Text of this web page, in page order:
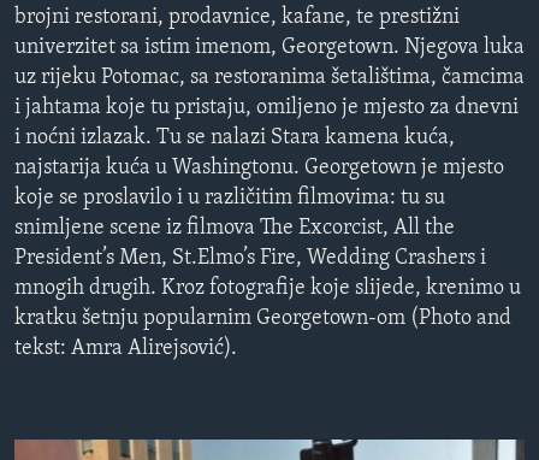
PRATITE NAS
Jezici
brojni restorani, prodavnice, kafane, te prestižni
univerzitet sa istim imenom, Georgetown. Njegova luka
uz rijeku Potomac, sa restoranima šetalištima, čamcima
i jahtama koje tu pristaju, omiljeno je mjesto za dnevni
i noćni izlazak. Tu se nalazi Stara kamena kuća,
najstarija kuća u Washingtonu. Georgetown je mjesto
koje se proslavilo i u različitim filmovima: tu su
snimljene scene iz filmova The Excorcist, All the
President’s Men, St.Elmo’s Fire, Wedding Crashers i
mnogih drugih. Kroz fotografije koje slijede, krenimo u
kratku šetnju popularnim Georgetown-om (Photo and
tekst: Amra Alirejsović).